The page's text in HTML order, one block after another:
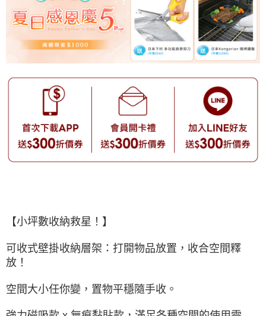
【小坪數收納救星！】
可收式壁掛收納層架：打開物品放置，收合空間釋
放！
空間大小任你變，置物平穩隨手收。